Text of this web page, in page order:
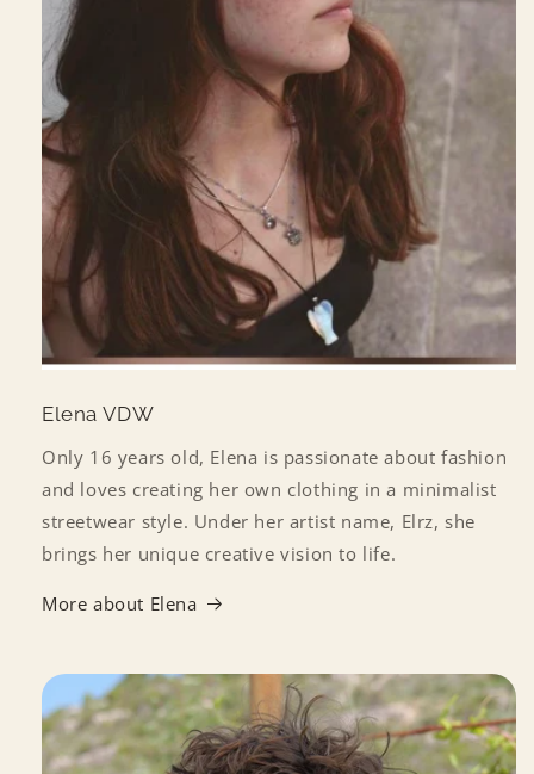
Elena VDW
Only 16 years old, Elena is passionate about fashion
and loves creating her own clothing in a minimalist
streetwear style. Under her artist name, Elrz, she
brings her unique creative vision to life.
More about Elena